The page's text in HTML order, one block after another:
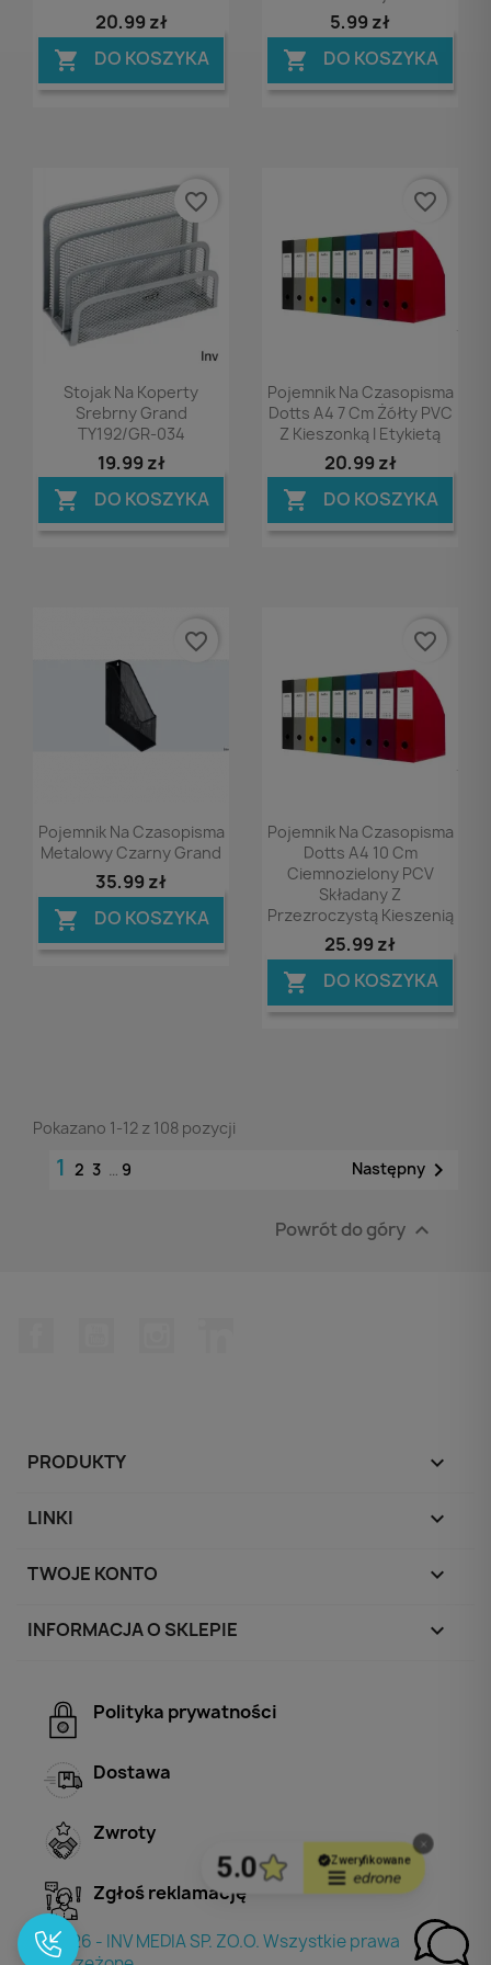
20,99 zł
 DO KOSZYKA
5,99 zł
 DO KOSZYKA
Podgląd
Stojak Na Koperty
Srebrny Grand
TY192/GR-034
19,99 zł
 DO KOSZYKA
favorite_border
Podgląd
Pojemnik Na Czasopisma
Dotts A4 7 Cm Żółty PVC
Z Kieszonką I Etykietą
20,99 zł
 DO KOSZYKA
favorite_border
Podgląd
Pojemnik Na Czasopisma
Metalowy Czarny Grand
35,99 zł
 DO KOSZYKA
favorite_border
Podgląd
Pojemnik Na Czasopisma
Dotts A4 10 Cm
Ciemnozielony PCV
Składany Z
Przezroczystą Kieszenią
25,99 zł
 DO KOSZYKA
favorite_border
Pokazano 1-12 z 108 pozycji
1 2 3 … 9 Następny 
Powrót do góry 
PRODUKTY 
LINKI 
TWOJE KONTO 
INFORMACJA O SKLEPIE keyboard_arrow_down
Polityka prywatności
Dostawa
Zwroty
Zgłoś reklamację
© 2026 - INV MEDIA SP. ZO.O. Wszystkie prawa